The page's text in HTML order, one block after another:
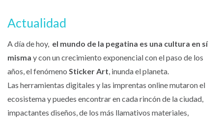
Actualidad
A día de hoy, el mundo de la pegatina es una cultura en sí
misma y con un crecimiento exponencial con el paso de los
años, el fenómeno Sticker Art, inunda el planeta.
Las herramientas digitales y las imprentas online mutaron el
ecosistema y puedes encontrar en cada rincón de la ciudad,
impactantes diseños, de los más llamativos materiales,